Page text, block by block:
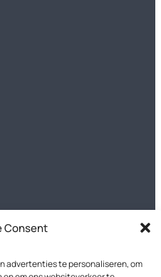
Consent
advertenties te personaliseren, om